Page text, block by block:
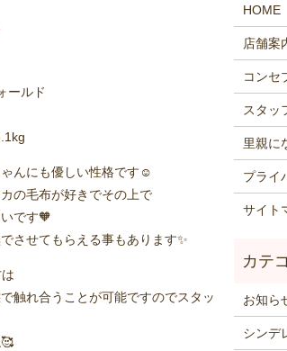
ールド
んにも優しい性格です☺️
の毛布が好きでその上で
です🧡
させてもらえる事もあります✨
触れ合うことが可能ですのでスタッ
HOME
店舗案
コンセ
スタッ
里親に
プライ
サイト
お知ら
シンデ